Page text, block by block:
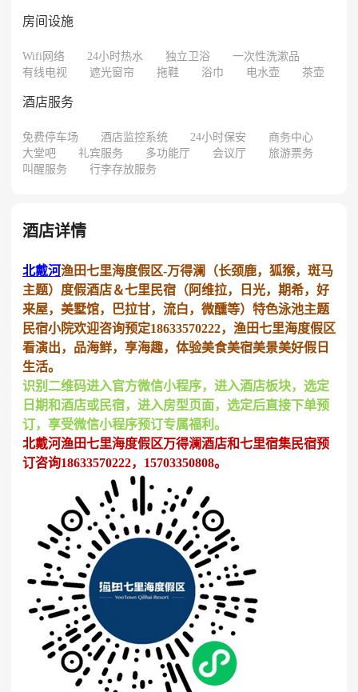
房间设施
Wifi网络 24小时热水 独立卫浴
一次性洗漱品
有线电视
遮光窗帘 拖鞋 浴巾 电水壶 茶壶
酒店服务
免费停车场 酒店监控系统 24小时保安
商务中心
大堂吧
礼宾服务 多功能厅 会议厅
旅游票务
叫醒服务
行李存放服务
酒店详情
北戴河渔田七里海度假区-万得澜（长颈鹿，狐猴，斑马
主题）度假酒店＆七里民宿（阿维拉，日光，期希，好
来屋，美墅馆，巴拉甘，流白，微醺等）特色泳池主题
民宿小院欢迎咨询预定18633570222，渔田七里海度假区
看演出，品海鲜，享海趣，体验美食美宿美景美好假日
生活。
识别二维码进入官方微信小程序，进入酒店板块，选定
日期和酒店或民宿，进入房型页面，选定后直接下单预
订，享受微信小程序预订专属福利。
北戴河渔田七里海度假区万得澜酒店和七里宿集民宿预
订咨询18633570222，15703350808。